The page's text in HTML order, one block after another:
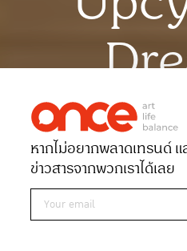
เรื่องณัฐนนท์
ภาพฉัตรชัย
Date 26-12-
หากไม่อยากพลาดเทรนด์ แ
ข่าวสารจากพวกเราได้เลย